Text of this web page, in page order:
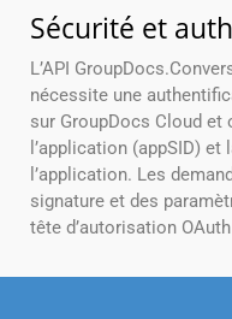
Sécurité et
L’API
nécessite une
sur GroupDocs Cloud et
l’application (appSID)
l’application. Les
signature et des
tête d’autorisation